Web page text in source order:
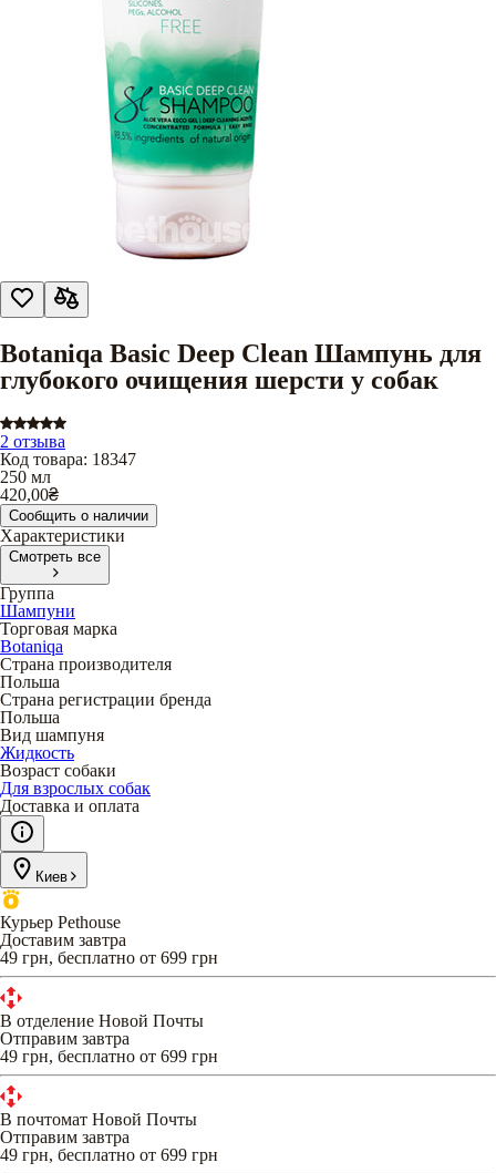
Botaniqa Basic Deep Clean Шампунь для
глубокого очищения шерсти у собак
2 отзыва
Код товара: 18347
250 мл
420,00₴
Сообщить о наличии
Характеристики
Смотреть все
Группа
Шампуни
Торговая марка
Botaniqa
Страна производителя
Польша
Страна регистрации бренда
Польша
Вид шампуня
Жидкость
Возраст собаки
Для взрослых собак
Доставка и оплата
Киев
Курьер Pethouse
Доставим завтра
49 грн, бесплатно от 699 грн
В отделение Новой Почты
Отправим завтра
49 грн, бесплатно от 699 грн
В почтомат Новой Почты
Отправим завтра
49 грн, бесплатно от 699 грн